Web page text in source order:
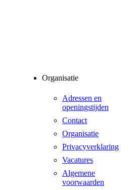
Organisatie
Adressen en
openingstijden
Contact
Organisatie
Privacyverklaring
Vacatures
Algemene
voorwaarden